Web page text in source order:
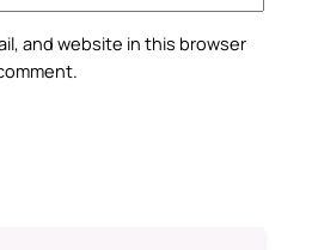
and website in this browser